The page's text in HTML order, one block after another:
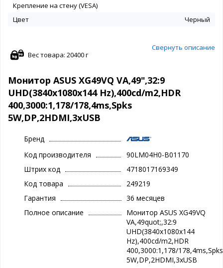
Крепление на стену (VESA)
Цвет
Черный
Свернуть описание
Вес товара: 20400 г
Монитор ASUS XG49VQ VA,49",32:9
UHD(3840x1080x144 Hz),400cd/m2,HDR
400,3000:1,178/178,4ms,Spks
5W,DP,2HDMI,3xUSB
Бренд
Код производителя
90LM04H0-B01170
Штрих код
4718017169349
Код товара
249219
Гарантия
36 месяцев
Полное описание
Монитор ASUS XG49VQ
VA,49quot;,32:9
UHD(3840x1080x144
Hz),400cd/m2,HDR
400,3000:1,178/178,4ms,Spks
5W,DP,2HDMI,3xUSB